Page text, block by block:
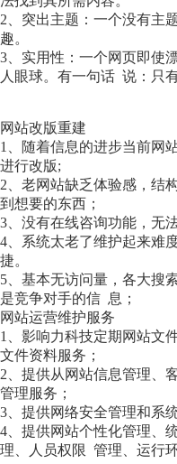
2、突出主题：一个没有主
趣。
3、实用性：一个网页即使
人眼球。有一句话 说：只
网站改版重建
1、随着信息的进步当前网
进行改版;
2、老网站缺乏体验感，结
到想要的东西；
3、没有在线咨询功能，无
4、系统太老了维护起来难
捷。
5、基本无访问量，各大搜
是竞争对手的信 息；
网站运营维护服务
1、影响力科技定期网站文
文件资料服务；
2、提供从网站信息管理、
管理服务；
3、提供网络安全管理和系
4、提供网站个性化管理、
理、人员权限 管理、运行